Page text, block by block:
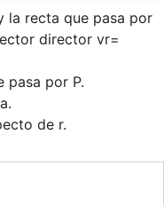
la recta que pasa por
director vr=
pasa por P.
de r.